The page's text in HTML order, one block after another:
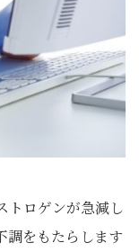
トロゲンが急減し
調をもたらします